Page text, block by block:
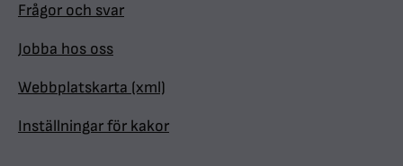
Frågor och svar
Jobba hos oss
Webbplatskarta (xml)
Inställningar för kakor